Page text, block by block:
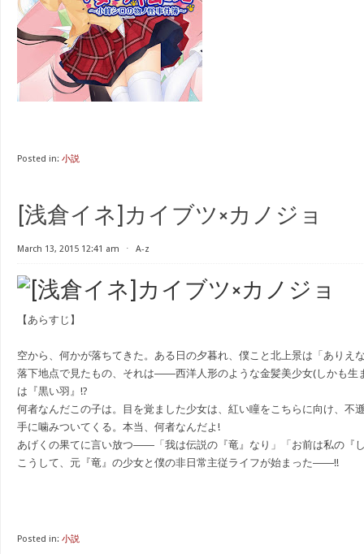
Posted in: 小説
[浅倉イネ]カイブツ×カノジョ
March 13, 2015 12:41 am ⋅ A-z
【あらすじ】
空から、何かが落ちてきた。ある日の夕暮れ、僕こと北上景は「ありえ
落下地点で見たもの、それは――西洋人形のような金髪美少女(しかも生
は『黒い羽』!?
何者なんだこの子は。目を覚ました少女は、紅い瞳をこちらに向け、不
手に噛みついてくる。本当、何者なんだよ!
あげくの果てに言い放つ――「我は伝説の『竜』なり」「お前は私の『
こうして、元『竜』の少女と僕の非日常主従ライフが始まった――!!
Posted in: 小説